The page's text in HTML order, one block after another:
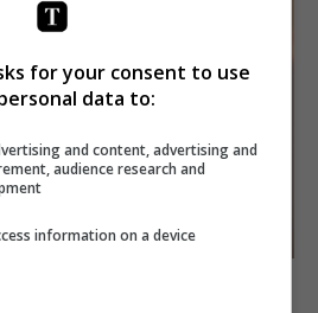
for your consent to use
data to:
and content, advertising and
audience research and
information on a device